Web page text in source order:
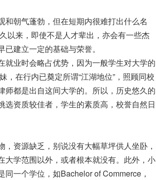
朝气蓬勃，但在短期内很难打出什么名
以来，即使不是人才辈出，亦会有一些杰
建立一定的基础与荣誉。
业时会略占优势，因为一般学生对大学的
，在行内已奠定所谓“江湖地位”，照顾同校
都是出自这间大学的。所以，历史悠久的
资质较佳者，学生的素质高，校誉自然日
资源缺乏，别说没有大幅草坪供人坐卧，
学范围以外，或者根本就没有。此外，小
一个学位，如Bachelor of Commerce，